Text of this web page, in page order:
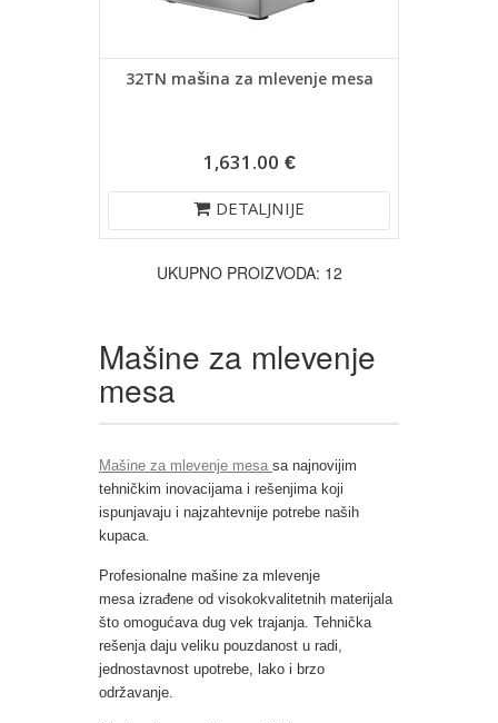
32TN mašina za mlevenje mesa
1,631.00 €
DETALJNIJE
UKUPNO PROIZVODA: 12
Mašine za mlevenje
mesa
Mašine za mlevenje mesa sa najnovijim
tehničkim inovacijama i rešenjima koji
ispunjavaju i najzahtevnije potrebe naših
kupaca.
Profesionalne mašine za mlevenje
mesaizrađene od visokokvalitetnih materijala
što omogućava dug vek trajanja. Tehnička
rešenja daju veliku pouzdanost u radi,
jednostavnost upotrebe, lako i brzo
održavanje.